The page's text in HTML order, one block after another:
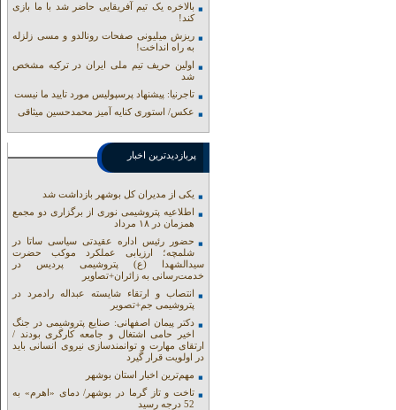
بالاخره یک تیم آفریقایی حاضر شد با ما بازی
کند!
ریزش میلیونی صفحات رونالدو و مسی زلزله
به راه انداخت!
اولین حریف تیم ملی ایران در ترکیه مشخص
شد
تاجرنیا: پیشنهاد پرسپولیس مورد تایید ما نیست
عکس/ استوری کنایه آمیز محمدحسین میثاقی
پربازدیدترین اخبار
یکی از مدیران کل بوشهر بازداشت شد
اطلاعیه پتروشیمی نوری از برگزاری دو مجمع
همزمان در ۱۸ مرداد
حضور رئیس اداره عقیدتی سیاسی ساتا در
شلمچه؛ ارزیابی عملکرد موکب حضرت
سیدالشهدا (ع) پتروشیمی پردیس در
خدمت‌رسانی به زائران+تصاویر
انتصاب و ارتقاء شایسته عبداله رادمرد در
پتروشیمی جم+تصویر
دکتر پیمان اصفهانی: صنایع پتروشیمی در جنگ
اخیر حامی اشتغال و جامعه کارگری بودند /
ارتقای مهارت و توانمندسازی نیروی انسانی باید
در اولویت قرار گیرد
مهم‌ترین اخبار استان بوشهر
تاخت و تاز گرما در بوشهر/ دمای «اهرم» به
52 درجه رسید